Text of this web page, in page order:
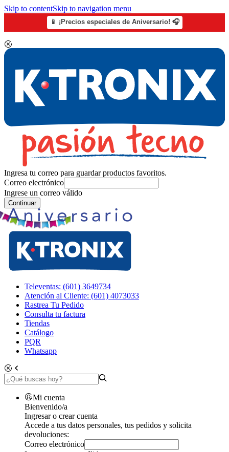
Skip to contentSkip to navigation menu
📱 ¡Precios especiales de Aniversario! 🎧
Ingresa tu correo para guardar productos favoritos.
Correo electrónico
Ingrese un correo válido
Continuar
Televentas: (601) 3649734
Atención al Cliente: (601) 4073033
Rastrea Tu Pedido
Consulta tu factura
Tiendas
Catálogo
PQR
Whatsapp
Mi cuenta
Bienvenido/a
Ingresar o crear cuenta
Accede a tus datos personales, tus pedidos y solicita
devoluciones:
Correo electrónico